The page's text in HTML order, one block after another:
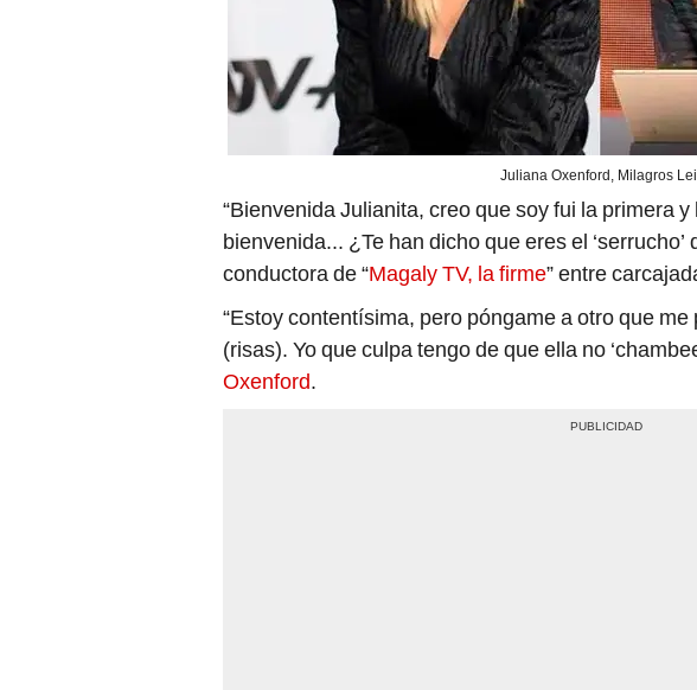
Juliana Oxenford, Milagros
“Bienvenida Julianita, creo que soy fui la primera
bienvenida... ¿Te han dicho que eres el ‘serrucho’
conductora de “Magaly TV, la firme” entre
“Estoy contentísima, pero póngame a otro que me
(risas). Yo que culpa tengo de que ella no
Oxenford.